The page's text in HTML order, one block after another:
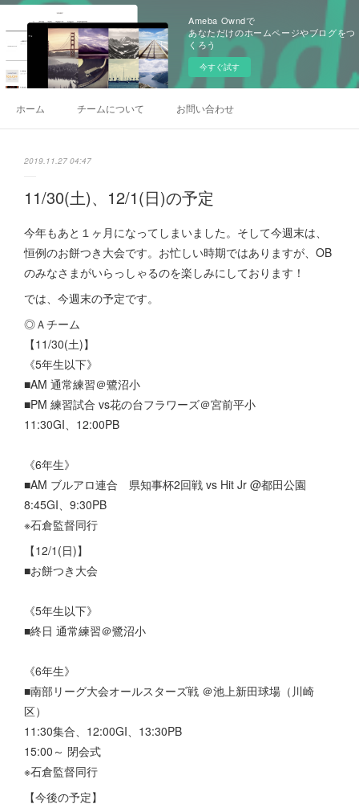
Ameba Owndで
あなただけのホームページやブログをつ
くろう
今すぐ試す
ホーム チームについて お問い合わせ
2019.11.27 04:47
11/30(土)、12/1(日)の予定
今年もあと１ヶ月になってしまいました。そして今週末は、
恒例のお餅つき大会です。お忙しい時期ではありますが、OB
のみなさまがいらっしゃるのを楽しみにしております！
では、今週末の予定です。
◎Ａチーム
【11/30(土)】
《5年生以下》
■AM 通常練習＠鷺沼小
■PM 練習試合 vs花の台フラワーズ＠宮前平小
11:30GI、12:00PB
《6年生》
■AM ブルアロ連合 県知事杯2回戦 vs Hit Jr @都田公園
8:45GI、9:30PB
※石倉監督同行
【12/1(日)】
■お餅つき大会
《5年生以下》
■終日 通常練習＠鷺沼小
《6年生》
■南部リーグ大会オールスターズ戦 ＠池上新田球場（川崎
区）
11:30集合、12:00GI、13:30PB
15:00～ 閉会式
※石倉監督同行
【今後の予定】